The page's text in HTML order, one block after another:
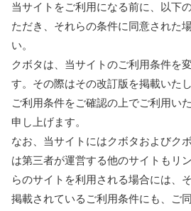
当サイトをご利用になる前に、以下
ただき、それらの条件に同意された
い。
クボタは、当サイトのご利用条件を
す。その際はその改訂版を掲載いた
ご利用条件をご確認の上でご利用い
申し上げます。
なお、当サイトにはクボタおよびク
は第三者が運営する他のサイトもリ
らのサイトを利用される場合には、
掲載されているご利用条件にも、ご